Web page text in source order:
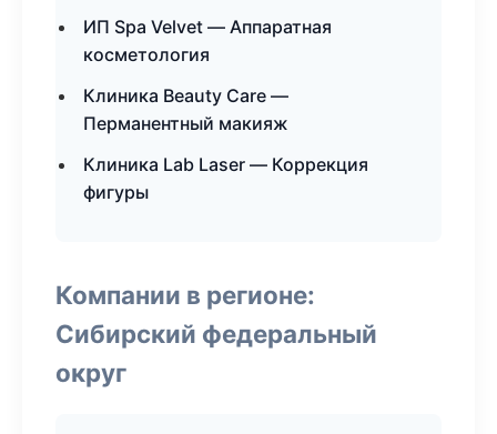
ИП Spa Velvet — Аппаратная
косметология
Клиника Beauty Care —
Перманентный макияж
Клиника Lab Laser — Коррекция
фигуры
Компании в регионе:
Сибирский федеральный
округ